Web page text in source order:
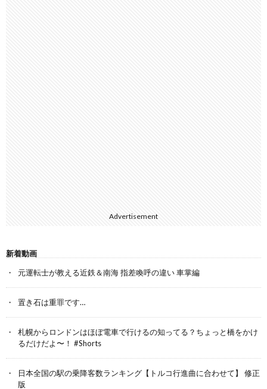
Advertisement
新着動画
元運転士が教える近鉄＆南海 指差喚呼の違い 車掌編
置き石は重罪です…
札幌からロンドンはほぼ電車で行けるの知ってる？ちょっと橋をかけ
るだけだよ〜！ #Shorts
日本全国の駅の乗降客数ランキング【トルコ行進曲に合わせて】 修正
版